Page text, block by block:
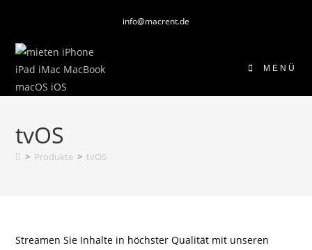
springen
info@macrent.de
MENÜ
tvOS
> Produkte > tvOS
Streamen Sie Inhalte in höchster Qualität mit unseren